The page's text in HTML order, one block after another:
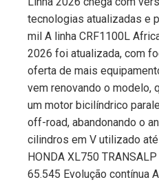
tecnologias atualizadas e
mil A linha CRF1100L
2026 foi atualizada, com
oferta de mais
vem renovando o modelo,
um motor bicilíndrico
off-road, abandonando o
cilindros em V utilizado
HONDA XL750
65.545 Evolução contínua